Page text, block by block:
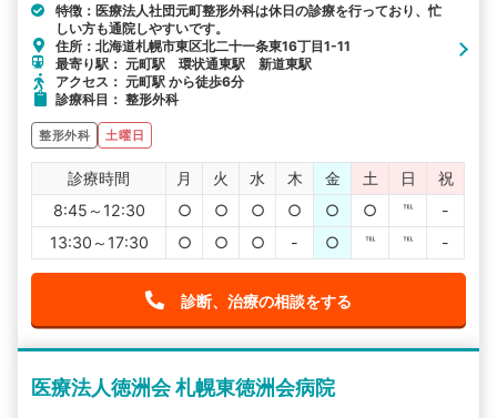
その他の検索方法
駅から探す
特徴：医療法人社団元町整形外科は休日の診療を行っており、忙
しい方も通院しやすいです。
住所：北海道札幌市東区北二十一条東16丁目1-11
最寄り駅： 元町駅 環状通東駅 新道東駅
アクセス： 元町駅 から徒歩6分
診療科目： 整形外科
整形外科 土曜日
診療時間 月 火 水 木 金 土 日
祝
8:45～12:30
○ ○ ○ ○ ○ ○ ℡
-
13:30～17:30
○ ○ ○ - ○ ℡ ℡ -
診断、治療の相談をする
医療法人徳洲会 札幌東徳洲会病院